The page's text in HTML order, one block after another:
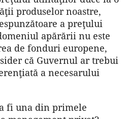
produselor noastre,
a preţului
apărării nu este
de fonduri europene,
că Guvernul ar trebui
a necesarului
fi una din primele